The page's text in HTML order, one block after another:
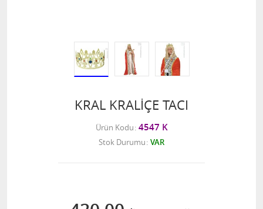
KRAL KRALİÇE TACI
Ürün Kodu 4547 K
Stok Durumu VAR